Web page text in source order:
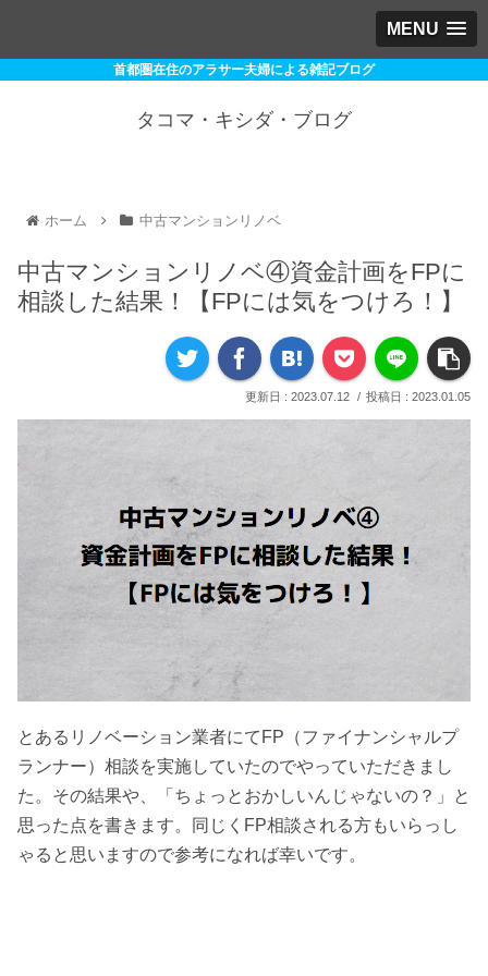
MENU
首都圏在住のアラサー夫婦による雑記ブログ
タコマ・キシダ・ブログ
ホーム 中古マンションリノベ
中古マンションリノベ④資金計画をFPに
相談した結果！【FPには気をつけろ！】
2023.07.12 2023.01.05
とあるリノベーション業者にてFP（ファイナンシャルプ
ランナー）相談を実施していたのでやっていただきまし
た。その結果や、「ちょっとおかしいんじゃないの？」と
思った点を書きます。同じくFP相談される方もいらっし
ゃると思いますので参考になれば幸いです。